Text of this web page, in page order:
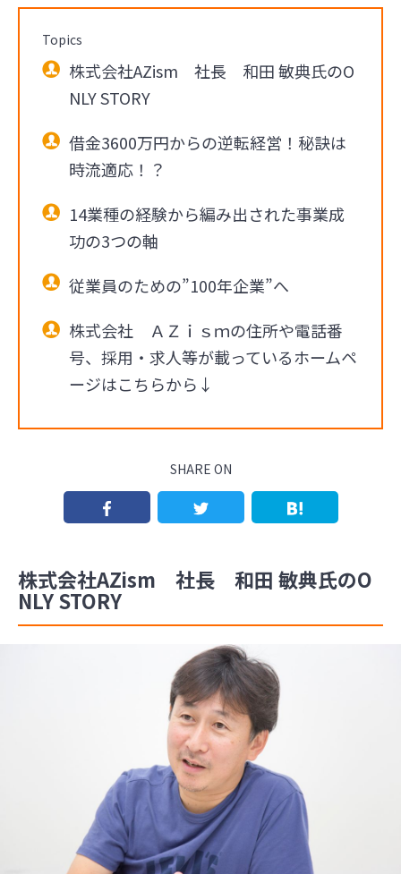
Topics
株式会社AZism 社長 和田 敏典氏のO
NLY STORY
借金3600万円からの逆転経営！秘訣は
時流適応！？
14業種の経験から編み出された事業成
功の3つの軸
従業員のための”100年企業”へ
株式会社 ＡＺｉｓｍの住所や電話番
号、採用・求人等が載っているホームペ
ージはこちらから↓
SHARE ON
株式会社AZism 社長 和田 敏典氏のO
NLY STORY